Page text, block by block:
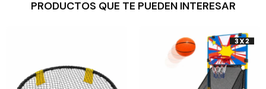
PRODUCTOS QUE TE PUEDEN INTERESAR